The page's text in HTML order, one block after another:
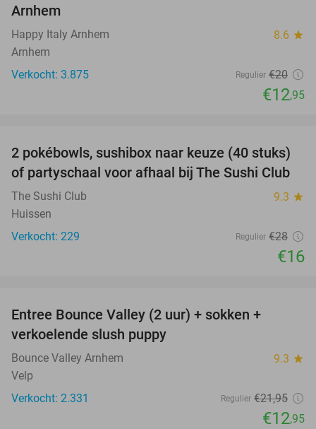
Arnhem
Happy Italy Arnhem 8.6 star
Arnhem
Verkocht: 3.875
Regulier €20
€12,95
43%
2 pokébowls, sushibox naar keuze (40 stuks)
of partyschaal voor afhaal bij The Sushi Club
The Sushi Club 9.3 star
Huissen
Verkocht: 229
Regulier €28
€16
Entree Bounce Valley (2 uur) + sokken +
verkoelende slush puppy
Bounce Valley Arnhem 9.3 star
Velp
Verkocht: 2.331
Regulier €21,95
€12,95